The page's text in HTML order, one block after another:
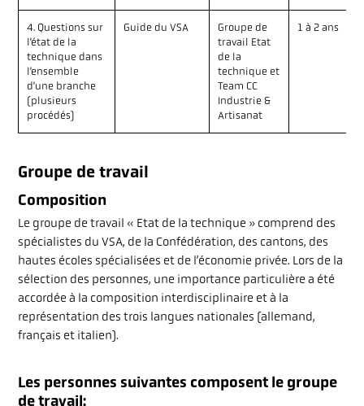
4. Questions sur
l’état de la
technique dans
l’ensemble
d’une branche
(plusieurs
procédés)
Guide du VSA
Groupe de
travail Etat
de la
technique et
Team CC
Industrie &
Artisanat
1 à 2 ans
Groupe de travail
Composition
Le groupe de travail « Etat de la technique » comprend des
spécialistes du VSA, de la Confédération, des cantons, des
hautes écoles spécialisées et de l’économie privée. Lors de la
sélection des personnes, une importance particulière a été
accordée à la composition interdisciplinaire et à la
représentation des trois langues nationales (allemand,
français et italien).
Les personnes suivantes composent le groupe
de travail: